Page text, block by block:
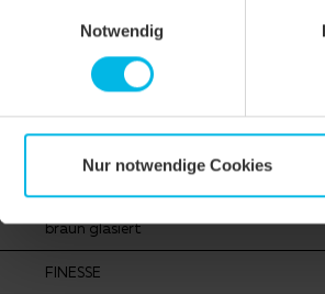
Notwendig
Nur notwendige Cookies
Dachziegel
Einfamilienhaus
braun glasiert
FINESSE